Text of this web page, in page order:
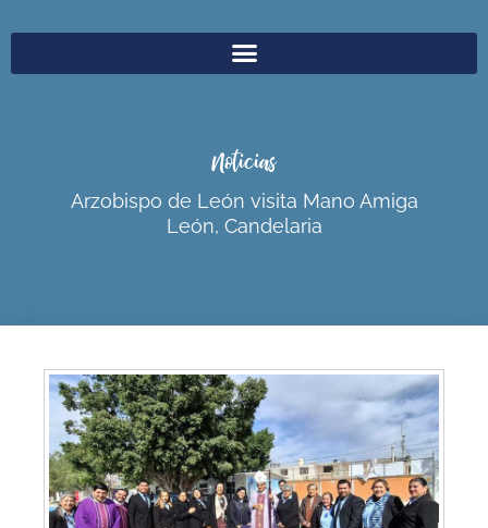
Noticias
Arzobispo de León visita Mano Amiga
León, Candelaria